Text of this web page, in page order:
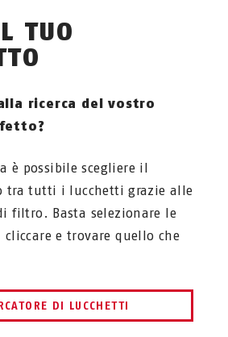
TUO
ricerca del vostro
è possibile scegliere il
tra tutti i lucchetti grazie alle
filtro. Basta selezionare le
cliccare e trovare quello che
DI LUCCHETTI